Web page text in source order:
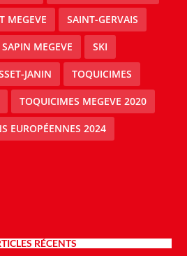
MEGEVE SAINT-GERVAIS
SAPIN MEGEVE SKI
JANIN TOQUICIMES
TOQUICIMES MEGEVE 2020
EUROPÉENNES 2024
RÉCENTS